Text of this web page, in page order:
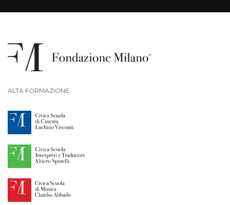
ALTA FORMAZIONE